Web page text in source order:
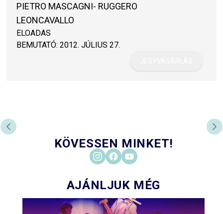
PIETRO MASCAGNI- RUGGERO
LEONCAVALLO
ELOADAS
BEMUTATÓ: 2012. JÚLIUS 27.
ELŐZŐ DIA
KÖVESSEN MINKET!
AJÁNLJUK MÉG